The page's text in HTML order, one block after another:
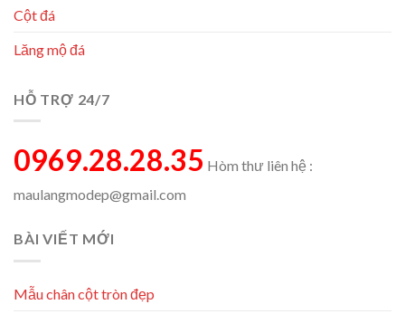
Cột đá
Lăng mộ đá
HỖ TRỢ 24/7
0969.28.28.35 Hòm thư liên hệ :
maulangmodep@gmail.com
BÀI VIẾT MỚI
Mẫu chân cột tròn đẹp